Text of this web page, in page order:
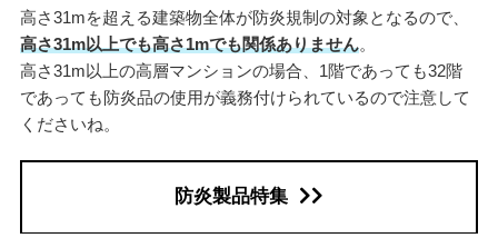
高さ31mを超える建築物全体が防炎規制の対象となるので、
高さ31m以上でも高さ1mでも関係ありません。
高さ31m以上の高層マンションの場合、1階であっても32階
であっても防炎品の使用が義務付けられているので注意して
くださいね。
防炎製品特集